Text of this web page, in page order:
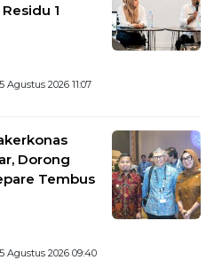
1
Agustus 2026 11:07
Dorong
Tembus
Agustus 2026 09:40